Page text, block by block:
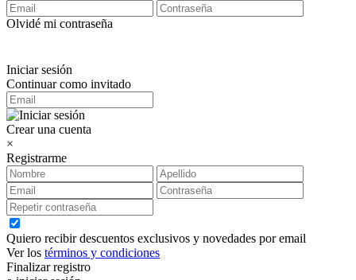
Olvidé mi contraseña
Iniciar sesión
Continuar como invitado
Crear una cuenta
×
Registrarme
Quiero recibir descuentos exclusivos y novedades por email
Ver los términos y condiciones
Finalizar registro